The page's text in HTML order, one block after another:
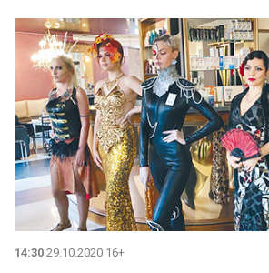
14:30 29.10.2020 16+